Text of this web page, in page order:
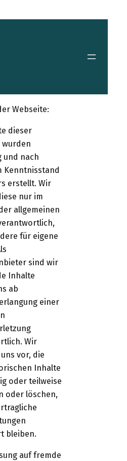
Webseite:
dieser
wurden
und nach
Kenntnisstand
erstellt. Wir
nur im
allgemeinen
für eigene
sind wir
Inhalte
ab
einer
Wir
vor, die
Inhalte
oder teilweise
oder löschen,
bleiben.
auf fremde